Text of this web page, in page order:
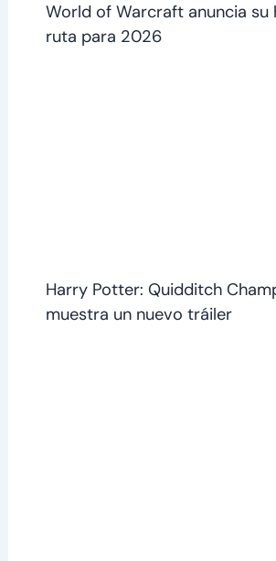
World of Warcraft anuncia su
ruta para 2026
Harry Potter: Quidditch
muestra un nuevo tráiler